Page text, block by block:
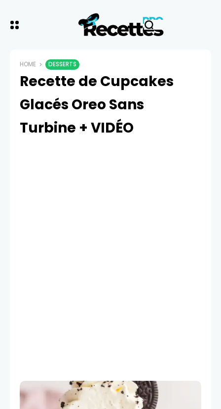
HOME DESSERTS
Recette de Cupcakes
Glacés Oreo Sans
Turbine + VIDÉO